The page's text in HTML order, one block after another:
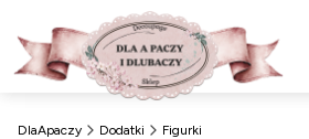
DlaApaczy Dodatki Figurki